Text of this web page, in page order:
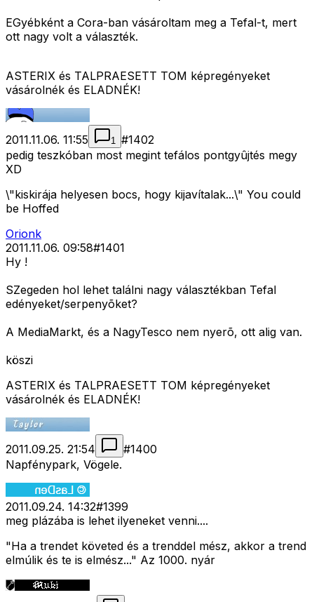
EGyébként a Cora-ban vásároltam meg a Tefal-t, mert
ott nagy volt a választék.
ASTERIX és TALPRAESETT TOM képregényeket
vásárolnék és ELADNÉK!
2011.11.06. 11:55 1 #1402
pedig teszkóban most megint tefálos pontgyûjtés megy
XD
\"kiskirája helyesen bocs, hogy kijavítalak...\" You could
be Hoffed
Orionk
2011.11.06. 09:58#1401
Hy !
SZegeden hol lehet találni nagy választékban Tefal
edényeket/serpenyõket?
A MediaMarkt, és a NagyTesco nem nyerõ, ott alig van.
köszi
ASTERIX és TALPRAESETT TOM képregényeket
vásárolnék és ELADNÉK!
2011.09.25. 21:54 #1400
Napfénypark, Vögele.
2011.09.24. 14:32#1399
meg plázába is lehet ilyeneket venni....
"Ha a trendet követed és a trenddel mész, akkor a trend
elmúlik és te is elmész..." Az 1000. nyár